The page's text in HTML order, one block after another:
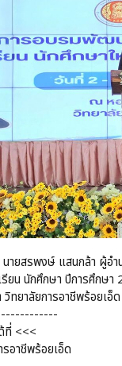
ยสรพงษ์ แสนกล้า ผู้อำ
น นักศึกษา ปีการศึกษา
ทยาลัยการอาชีพร้อยเอ็ด
ที่ <<<
อาชีพร้อยเอ็ด